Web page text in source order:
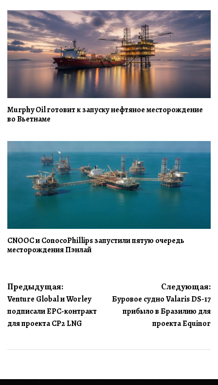
Murphy Oil готовит к запуску нефтяное месторождение
во Вьетнаме
CNOOC и ConocoPhillips запустили пятую очередь
месторождения Пэнлай
Навигация
по
записям
Предыдущая:
Venture Global и Worley
подписали EPC-контракт
для проекта CP2 LNG
Следующая:
Буровое судно Valaris DS-17
прибыло в Бразилию для
проекта Equinor